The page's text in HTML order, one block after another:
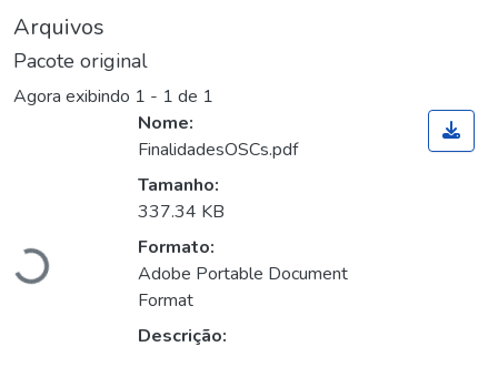
Arquivos
Pacote original
Agora exibindo 1 - 1 de 1
Carregando...
Nome:
FinalidadesOSCs.pdf
Tamanho:
337.34 KB
Formato:
Adobe Portable Document
Format
Descrição: